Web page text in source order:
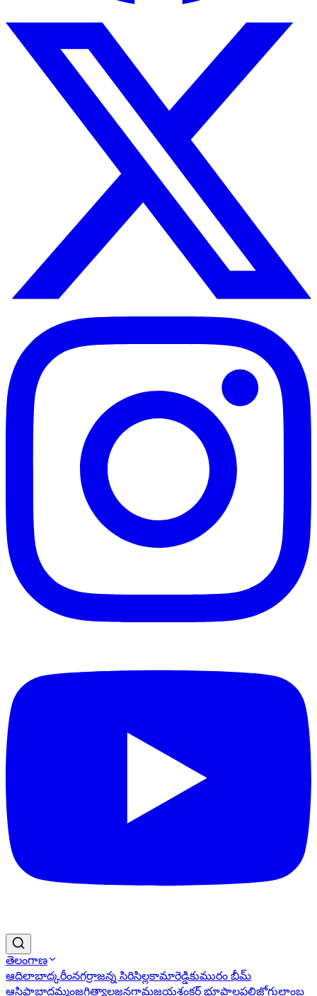
తెలంగాణ
ఆదిలాబాద్కరీంనగర్రాజన్న సిరిసిల్లకామారెడ్డికుమురం భీమ్
ఆసిఫాబాద్ఖమ్మంజగిత్యాలజనగామజయశంకర్ భూపాలపల్లిజోగులాంబ